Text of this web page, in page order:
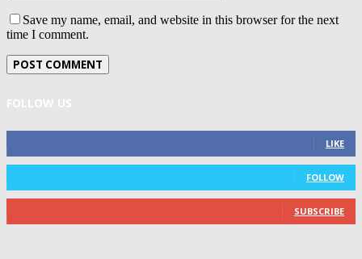
Save my name, email, and website in this browser for the next
time I comment.
FOLLOW US
LIKE
FOLLOW
SUBSCRIBE